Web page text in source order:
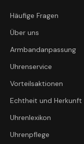
Häufige Fragen
Über uns
Armbandanpassung
Uhrenservice
Vorteilsaktionen
Echtheit und Herkunft
Uhrenlexikon
Uhrenpflege